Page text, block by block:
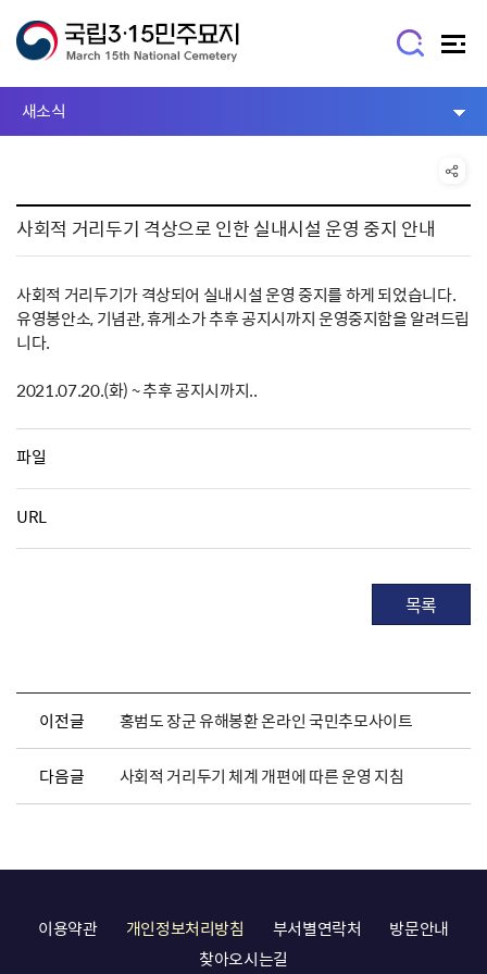
새소식
사회적 거리두기 격상으로 인한 실내시설 운영 중지 안내
사회적 거리두기가 격상되어 실내시설 운영 중지를 하게 되었습니다.
유영봉안소, 기념관, 휴게소가 추후 공지시까지 운영중지함을 알려드립
니다.
2021.07.20.(화) ~ 추후 공지시까지..
파일
URL
목록
이전글 홍범도 장군 유해봉환 온라인 국민추모사이트
다음글 사회적 거리두기 체계 개편에 따른 운영 지침
이용약관 개인정보처리방침 부서별연락처
방문안내
찾아오시는길